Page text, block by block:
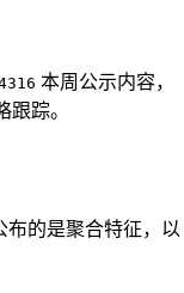
本周公示内容，
跟踪。
布的是聚合特征，以